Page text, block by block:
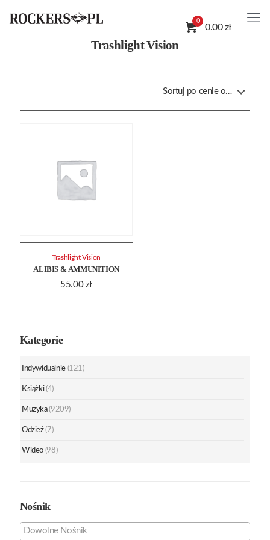
0
0.00 zł
Trashlight Vision
ALIBIS & AMMUNITION
55.00 zł
Trashlight Vision
Kategorie
Indywidualnie (121)
Książki (4)
Muzyka (9209)
Odzież (7)
Wideo (98)
Nośnik